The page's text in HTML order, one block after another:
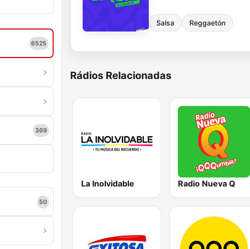
6525
369
50
Salsa Reggaetón
Rádios Relacionadas
La Inolvidable Radio Nueva Q